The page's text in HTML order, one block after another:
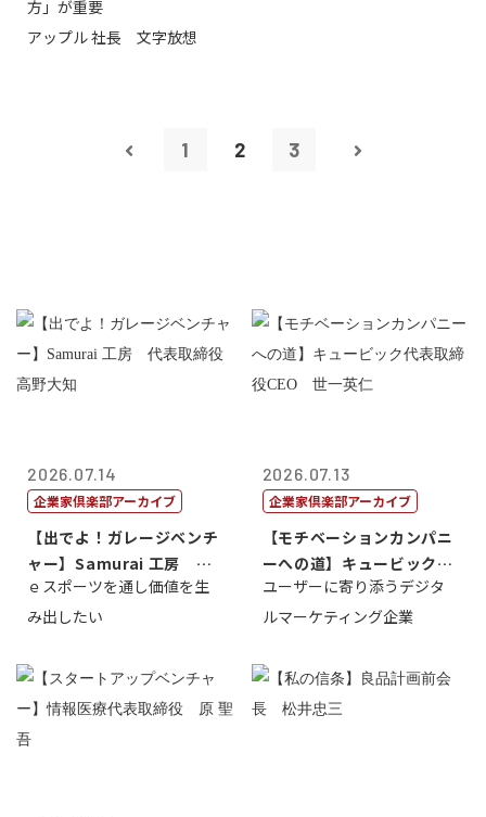
方」が重要
アップル 社長 文字放想
1 2 3
2026.07.14
企業家倶楽部アーカイブ
【出でよ！ガレージベンチ
ャー】Samurai 工房 代
表取締...
ｅスポーツを通し価値を生
み出したい
2026.07.13
企業家倶楽部アーカイブ
【モチベーションカンパニ
ーへの道】キュービック代
表取締役CE...
ユーザーに寄り添うデジタ
ルマーケティング企業